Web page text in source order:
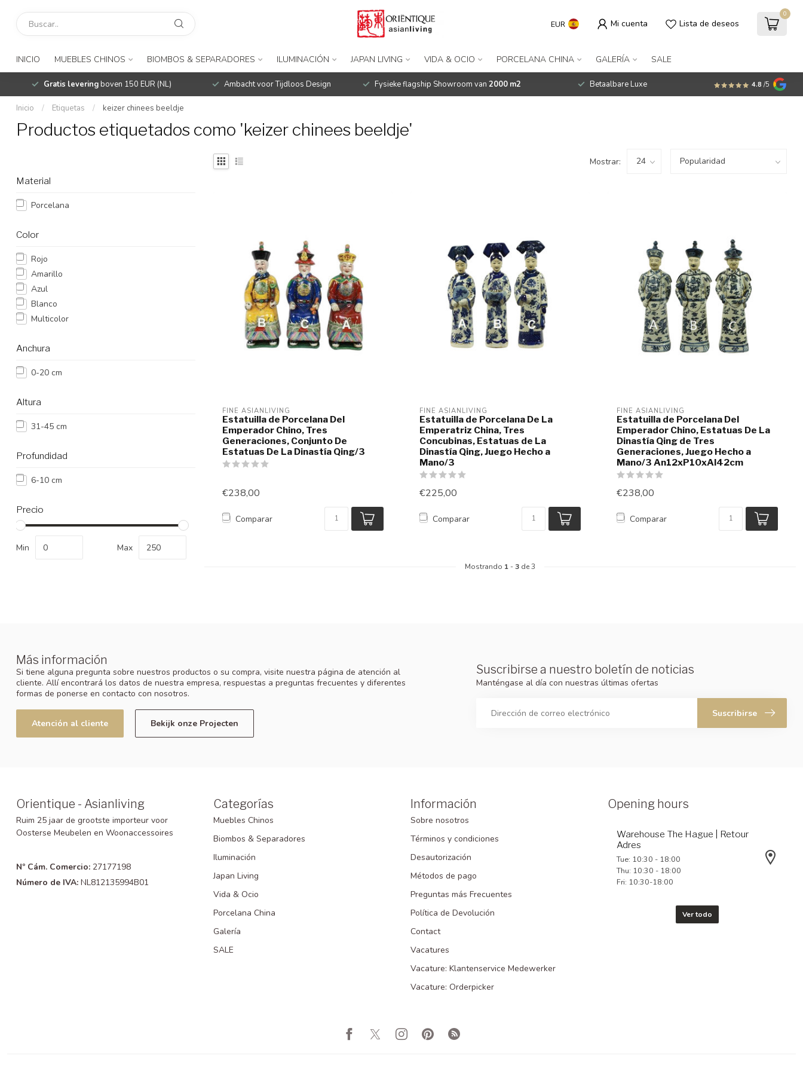
EUR Mi cuenta Lista de deseos
0
INICIO MUEBLES CHINOS BIOMBOS & SEPARADORES ILUMINACIÓN JAPAN LIVING VIDA & OCIO PORCELANA CHINA GALERÍA SALE
Gratis leveringboven 150 EUR (NL) Ambacht voor Tijdloos Design Fysieke flagship Showroom van 2000 m2 Betaalbare Luxe 4.8 /5
Inicio / Etiquetas / keizer chinees beeldje
Productos etiquetados como 'keizer chinees beeldje'
Material
Porcelana
Color
Rojo
Amarillo
Azul
Blanco
Multicolor
Anchura
0-20 cm
Altura
31-45 cm
Profundidad
6-10 cm
Precio
Min Max
Mostrar:
FINE ASIANLIVING
Estatuilla de Porcelana Del
Emperador Chino, Tres
Generaciones, Conjunto De
Estatuas De La Dinastía Qing/3
€238,00
Comparar
FINE ASIANLIVING
Estatuilla de Porcelana De La
Emperatriz China, Tres
Concubinas, Estatuas de La
Dinastía Qing, Juego Hecho a
Mano/3
€225,00
Comparar
FINE ASIANLIVING
Estatuilla de Porcelana Del
Emperador Chino, Estatuas De La
Dinastía Qing de Tres
Generaciones, Juego Hecho a
Mano/3 An12xP10xAl42cm
€238,00
Comparar
Mostrando 1 -3 de 3
Más información
Si tiene alguna pregunta sobre nuestros productos o su compra, visite nuestra página de atención al
cliente. Allí encontrará los datos de nuestra empresa, respuestas a preguntas frecuentes y diferentes
formas de ponerse en contacto con nosotros.
Atención al cliente Bekijk onze Projecten
Suscribirse a nuestro boletín de noticias
Manténgase al día con nuestras últimas ofertas
Suscribirse
Orientique - Asianliving
Ruim 25 jaar de grootste importeur voor
Oosterse Meubelen en Woonaccessoires
Nº Cám. Comercio: 27177198
Número de IVA: NL812135994B01
Categorías
Muebles Chinos
Biombos & Separadores
Iluminación
Japan Living
Vida & Ocio
Porcelana China
Galería
SALE
Información
Sobre nosotros
Términos y condiciones
Desautorización
Métodos de pago
Preguntas más Frecuentes
Política de Devolución
Contact
Vacatures
Vacature: Klantenservice Medewerker
Vacature: Orderpicker
Opening hours
Warehouse The Hague | Retour
Adres
Tue: 10:30 - 18:00
Thu: 10:30 - 18:00
Fri: 10:30-18:00
Ver todo